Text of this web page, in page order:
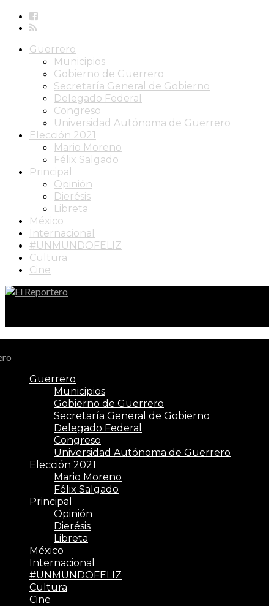
Guerrero
Municipios
Gobierno de Guerrero
Secretaría General de Gobierno
Delegado Federal
Congreso
Universidad Autónoma de Guerrero
Elección 2021
Mario Moreno
Félix Salgado
Principal
Opinión
Dierésis
Libreta
México
Internacional
#UNMUNDOFELIZ
Cultura
Cine
Guerrero
Municipios
Gobierno de Guerrero
Secretaría General de Gobierno
Delegado Federal
Congreso
Universidad Autónoma de Guerrero
Elección 2021
Mario Moreno
Félix Salgado
Principal
Opinión
Dierésis
Libreta
México
Internacional
#UNMUNDOFELIZ
Cultura
Cine